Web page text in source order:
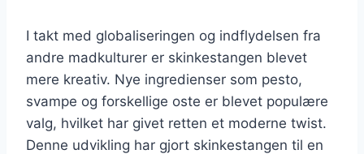
I takt med globaliseringen og indflydelsen fra
andre madkulturer er skinkestangen blevet
mere kreativ. Nye ingredienser som pesto,
svampe og forskellige oste er blevet populære
valg, hvilket har givet retten et moderne twist.
Denne udvikling har gjort skinkestangen til en